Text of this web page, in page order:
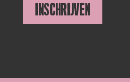
INSCHRIJVEN